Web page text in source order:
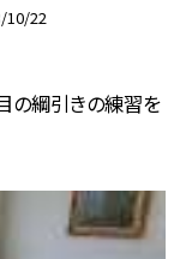
10/22
の綱引きの練習を